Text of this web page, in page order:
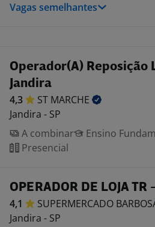
Vagas semelhantes
Operador(A) Reposição
Jandira
4,3 ST MARCHE
Jandira - SP
A combinar
Ensino
Presencial
OPERADOR DE LOJA TR
4,1 SUPERMERCADO
Jandira - SP